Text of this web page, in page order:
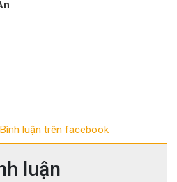
Bình luận trên facebook
luận